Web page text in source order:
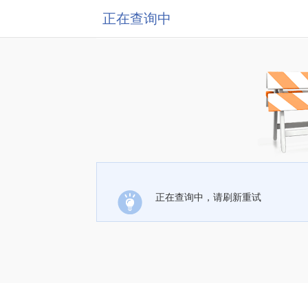
正在查询中
正在查询中，请刷新重试